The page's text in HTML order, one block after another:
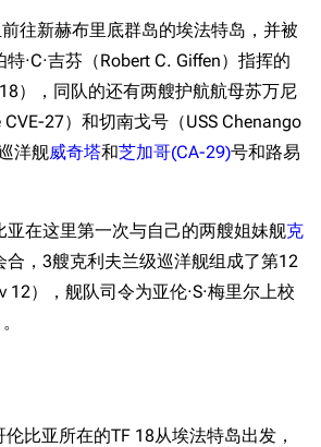
往新赫布里底群岛的埃法特岛，并被
·C·吉芬（Robert C. Giffen）指挥的
），同队的还有两艘护航航母苏万尼
CVE-27）和切南戈号（USS Chenango
洋舰威奇塔和芝加哥(CA-29)号和路易
亚在这里第一次与自己的两艘姐妹舰克
合，3艘克利夫兰级巡洋舰组成了第12
12），舰队司令为亚伦·S·梅里尔上校
比亚所在的TF 18从埃法特岛出发，